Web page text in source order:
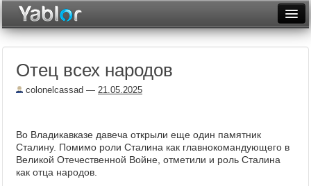
Неделя
Месяц
Архив
Отец всех народов
colonelcassad — 21.05.2025
Во Владикавказе давеча открыли еще один памятник
Сталину. Помимо роли Сталина как главнокомандующего в
Великой Отечественной Войне, отметили и роль Сталина
как отца народов.